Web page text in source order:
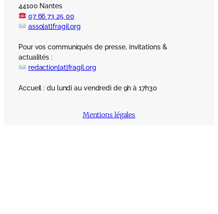
44100 Nantes
07 66 73 25 00
asso[at]fragil.org
Pour vos communiqués de presse, invitations &
actualités :
redaction[at]fragil.org
Accueil : du lundi au vendredi de 9h à 17h30
Mentions légales